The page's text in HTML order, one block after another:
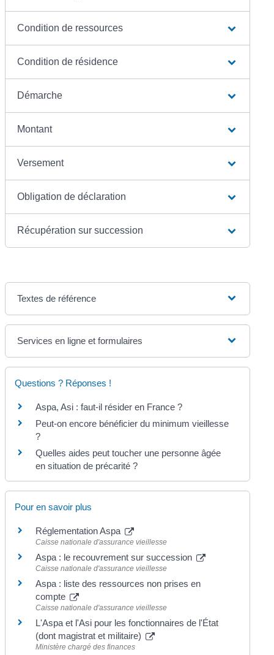
Condition de ressources
Condition de résidence
Démarche
Montant
Versement
Obligation de déclaration
Récupération sur succession
Textes de référence
Services en ligne et formulaires
Questions ? Réponses !
Aspa, Asi : faut-il résider en France ?
Peut-on encore bénéficier du minimum vieillesse
?
Quelles aides peut toucher une personne âgée
en situation de précarité ?
Pour en savoir plus
Réglementation Aspa
Caisse nationale d'assurance vieillesse
Aspa : le recouvrement sur succession
Caisse nationale d'assurance vieillesse
Aspa : liste des ressources non prises en
compte
Caisse nationale d'assurance vieillesse
L'Aspa et l'Asi pour les fonctionnaires de l'État
(dont magistrat et militaire)
Ministère chargé des finances